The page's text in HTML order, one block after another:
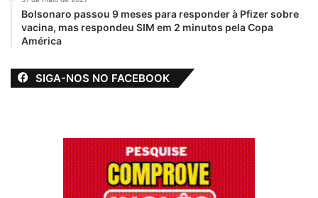
Bolsonaro passou 9 meses para responder à Pfizer sobre
vacina, mas respondeu SIM em 2 minutos pela Copa
América
SIGA-NOS NO FACEBOOK